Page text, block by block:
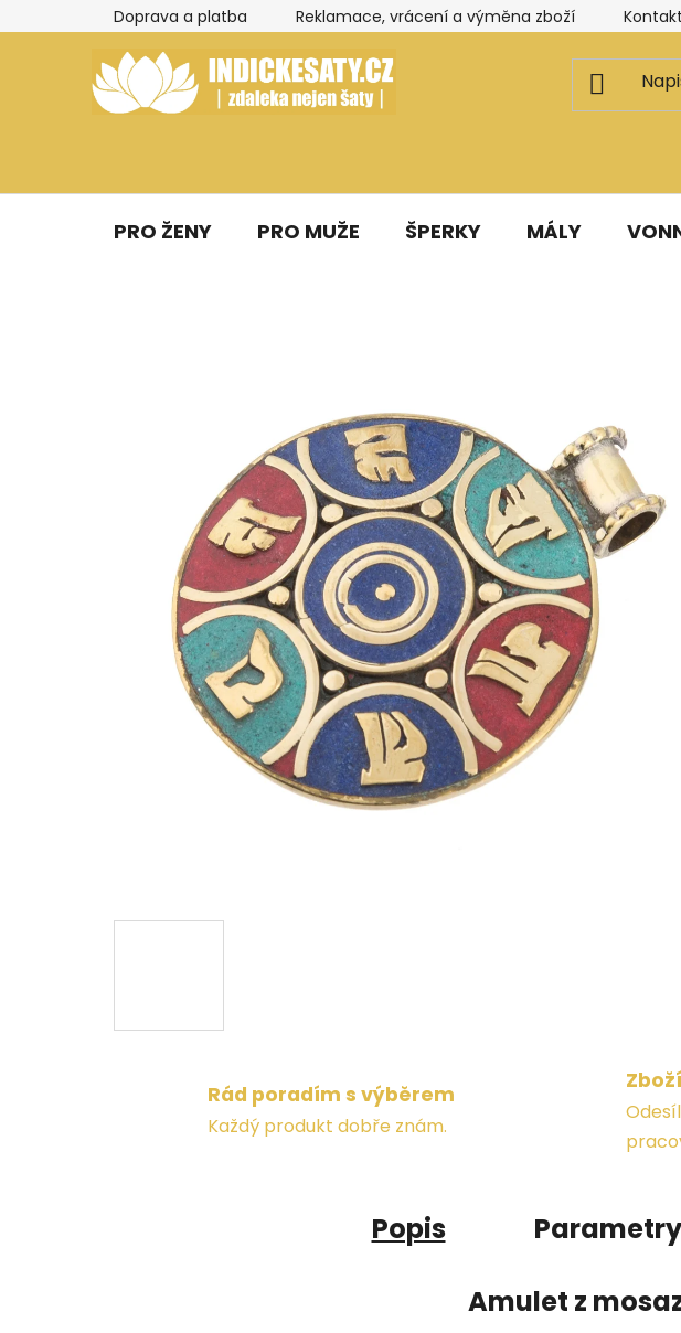
na
Doprava a platba Reklamace, vrácení a výměna zboží
PRO ŽENY PRO MUŽE ŠPERKY MÁLY
Rád poradím s výběrem
Každý produkt dobře znám.
Popis Parametry
Amulet z